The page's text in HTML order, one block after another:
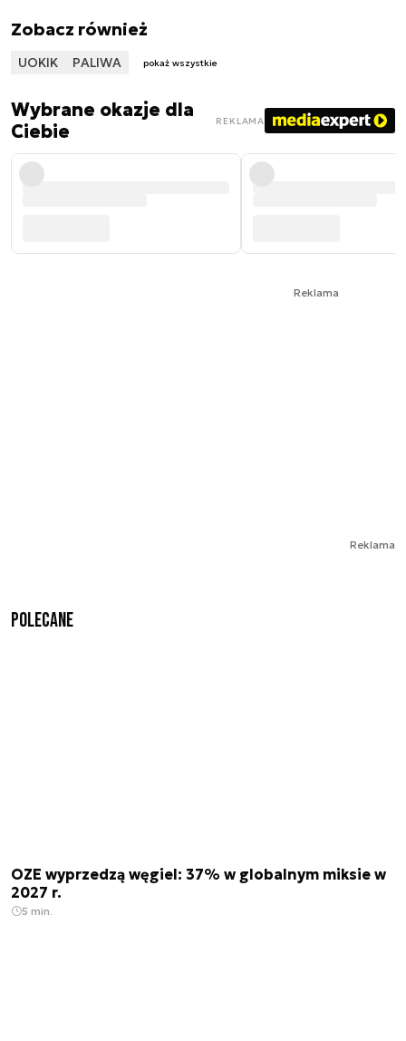
Zobacz również
UOKIK PALIWA pokaż wszystkie
Wybrane okazje dla
Ciebie
REKLAMA
Reklama
Reklama
Polecane
OZE wyprzedzą węgiel: 37% w globalnym miksie w
2027 r.
5 min.